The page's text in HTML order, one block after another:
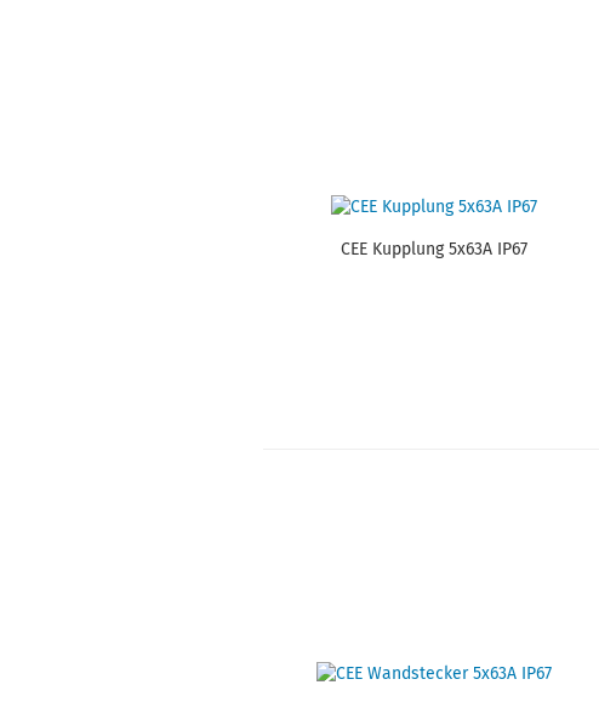
CEE Kupp­lung 5x63A IP67